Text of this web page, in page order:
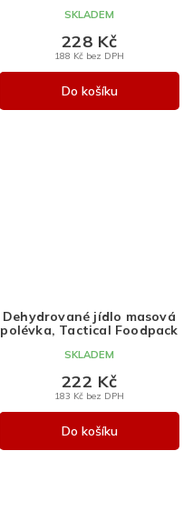
SKLADEM
188 Kč bez DPH
228 Kč
Do košíku
Dehydrované jídlo masová
polévka, Tactical Foodpack
SKLADEM
183 Kč bez DPH
222 Kč
Do košíku